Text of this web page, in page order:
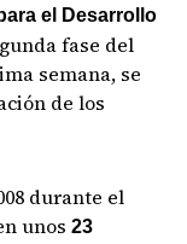
el Desarrollo
fase del
semana, se
de los
durante el
unos 23